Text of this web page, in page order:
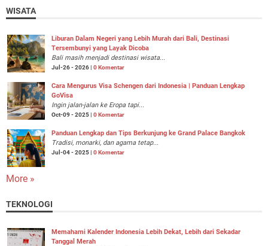
WISATA
Liburan Dalam Negeri yang Lebih Murah dari Bali, Destinasi
Tersembunyi yang Layak Dicoba
Bali masih menjadi destinasi wisata...
Jul-26 - 2026 | 0 Komentar
Cara Mengurus Visa Schengen dari Indonesia | Panduan Lengkap
GoVisa
Ingin jalan-jalan ke Eropa tapi...
Oct-09 - 2025 | 0 Komentar
Panduan Lengkap dan Tips Berkunjung ke Grand Palace Bangkok
Tradisi, monarki, dan agama tetap...
Jul-04 - 2025 | 0 Komentar
More »
TEKNOLOGI
Memahami Kalender Indonesia Lebih Dekat, Lebih dari Sekadar
Tanggal Merah